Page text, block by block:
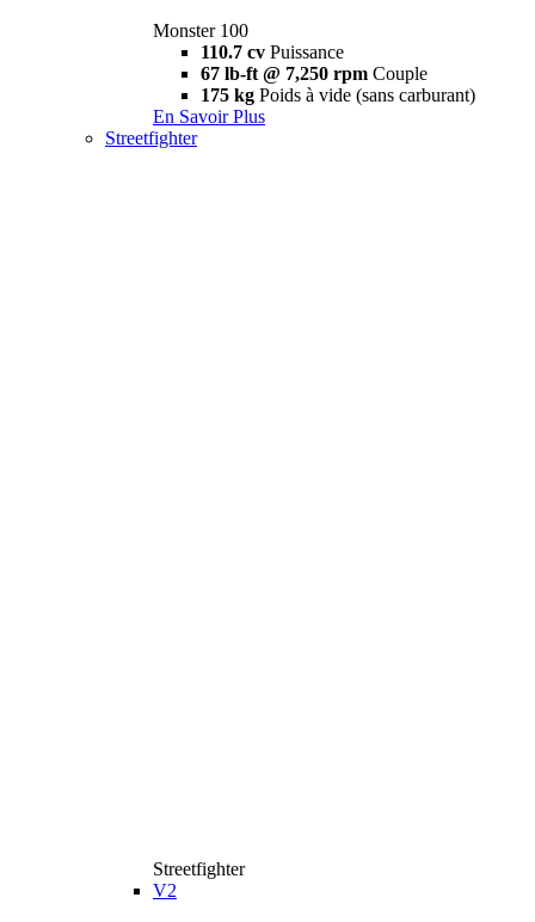
Monster 100
110.7 cv Puissance
67 lb-ft @ 7,250 rpm Couple
175 kg Poids à vide (sans carburant)
En Savoir Plus
Streetfighter
Streetfighter
V2